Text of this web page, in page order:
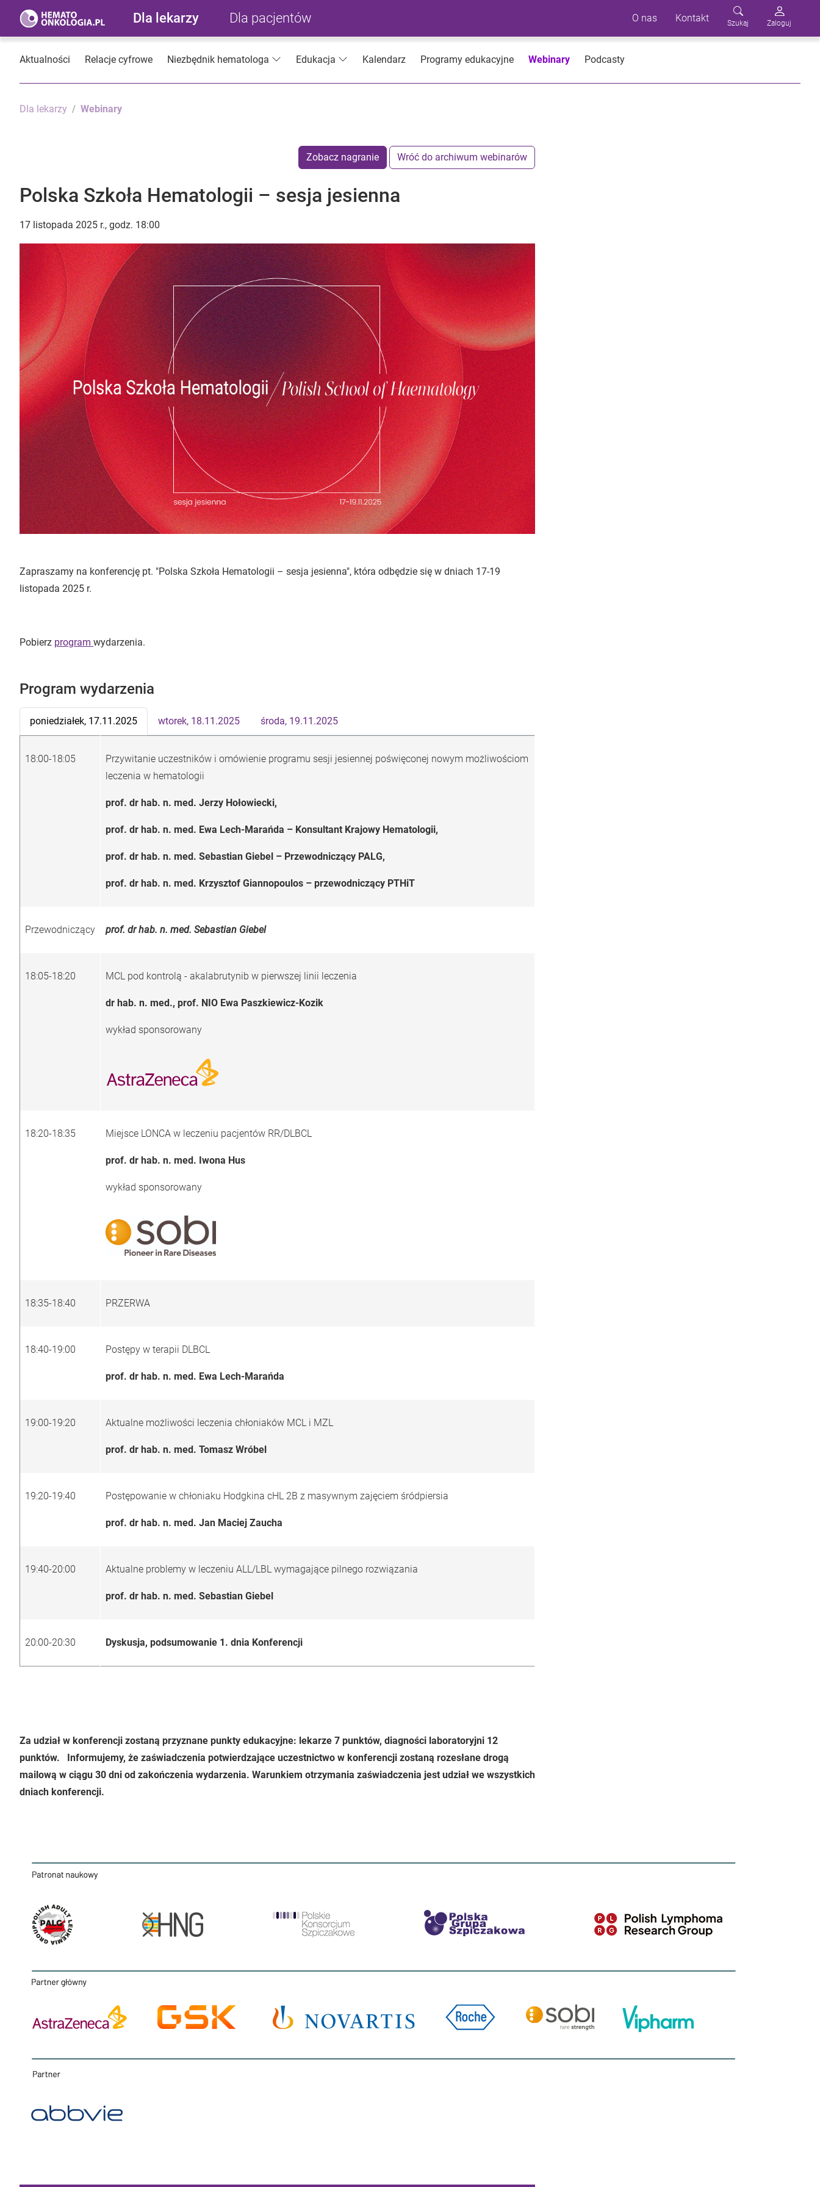
Dla lekarzy Dla pacjentów O nas Kontakt Szukaj Zaloguj
Aktualności Relacje cyfrowe Niezbędnik hematologa Edukacja Kalendarz Programy edukacyjne Webinary Podcasty
Dla lekarzy Webinary
Zobacz nagranie Wróć do archiwum webinarów
Polska Szkoła Hematologii – sesja jesienna
17 listopada 2025 r., godz. 18:00
Zapraszamy na konferencję pt. "Polska Szkoła Hematologii – sesja jesienna", która odbędzie się w dniach 17-19
listopada 2025 r.
Pobierz program wydarzenia.
Program wydarzenia
poniedziałek, 17.11.2025 wtorek, 18.11.2025 środa, 19.11.2025
18:00-18:05
Przywitanie uczestników i omówienie programu sesji jesiennej poświęconej nowym możliwościom
leczenia w hematologii
prof. dr hab. n. med. Jerzy Hołowiecki,
prof. dr hab. n. med. Ewa Lech-Marańda – Konsultant Krajowy Hematologii,
prof. dr hab. n. med. Sebastian Giebel – Przewodniczący PALG,
prof. dr hab. n. med. Krzysztof Giannopoulos – przewodniczący PTHiT
Przewodniczący prof. dr hab. n. med. Sebastian Giebel
18:05-18:20 MCL pod kontrolą - akalabrutynib w pierwszej linii leczenia
dr hab. n. med., prof. NIO Ewa Paszkiewicz-Kozik
wykład sponsorowany
18:20-18:35 Miejsce LONCA w leczeniu pacjentów RR/DLBCL
prof. dr hab. n. med. Iwona Hus
wykład sponsorowany
18:35-18:40 PRZERWA
18:40-19:00 Postępy w terapii DLBCL
prof. dr hab. n. med. Ewa Lech-Marańda
19:00-19:20 Aktualne możliwości leczenia chłoniaków MCL i MZL
prof. dr hab. n. med. Tomasz Wróbel
19:20-19:40 Postępowanie w chłoniaku Hodgkina cHL 2B z masywnym zajęciem śródpiersia
prof. dr hab. n. med. Jan Maciej Zaucha
19:40-20:00 Aktualne problemy w leczeniu ALL/LBL wymagające pilnego rozwiązania
prof. dr hab. n. med. Sebastian Giebel
20:00-20:30 Dyskusja, podsumowanie 1. dnia Konferencji
Za udział w konferencji zostaną przyznane punkty edukacyjne: lekarze 7 punktów, diagności laboratoryjni 12
punktów. Informujemy, że zaświadczenia potwierdzające uczestnictwo w konferencji zostaną rozesłane drogą
mailową w ciągu 30 dni od zakończenia wydarzenia. Warunkiem otrzymania zaświadczenia jest udział we wszystkich
dniach konferencji.